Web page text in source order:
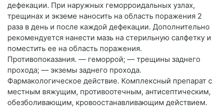
дефекации. При наружных геморроидальных узлах,
трещинах и экземе наносить на область поражения 2
раза в день и после каждой дефекации. Дополнительно
рекомендуется нанести мазь на стерильную салфетку и
поместить ее на область поражения.
Противопоказания. — геморрой; — трещины заднего
прохода; — экземы заднего прохода.
Фармакологическое действие. Комплексный препарат с
местным вяжущим, противоотечным, антисептическим,
обезболивающим, кровоостанавливающим действием.